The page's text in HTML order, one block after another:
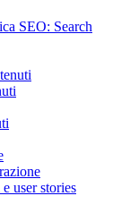
SEO: Search
user stories